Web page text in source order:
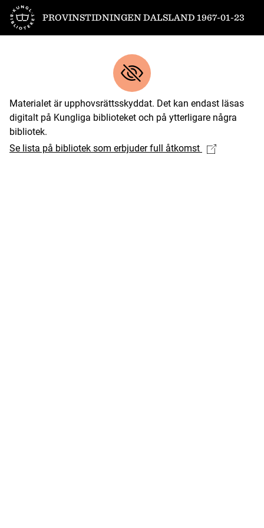
Till startsidan
PROVINSTIDNINGEN DALSLAND 1967-01-23
Materialet är upphovsrättsskyddat. Det kan endast läsas
digitalt på Kungliga biblioteket och på ytterligare några
bibliotek.
Se lista på bibliotek som erbjuder full åtkomst